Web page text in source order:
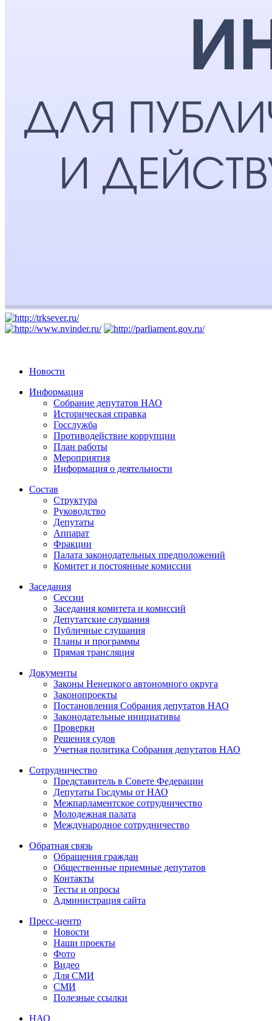
Новости
Информация
Собрание депутатов НАО
Историческая справка
Госслужба
Противодействие коррупции
План работы
Мероприятия
Информация о деятельности
Состав
Структура
Руководство
Депутаты
Аппарат
Фракции
Палата законодательных предположений
Комитет и постоянные комиссии
Заседания
Сессии
Заседания комитета и комиссий
Депутатские слушания
Публичные слушания
Планы и программы
Прямая трансляция
Документы
Законы Ненецкого автономного округа
Законопроекты
Постановления Собрания депутатов НАО
Законодательные инициативы
Проверки
Решения судов
Учетная политика Собрания депутатов НАО
Сотрудничество
Представитель в Совете Федерации
Депутаты Госдумы от НАО
Межпарламентское сотрудничество
Молодежная палата
Международное сотрудничество
Обратная cвязь
Обращения граждан
Общественные приемные депутатов
Контакты
Тесты и опросы
Администрация сайта
Пресс-центр
Новости
Наши проекты
Фото
Видео
Для СМИ
СМИ
Полезные ссылки
НАО